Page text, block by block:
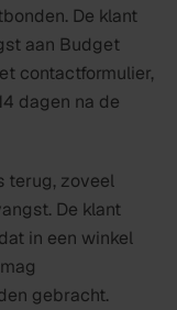
De klant
aan Budget
contactformulier,
dagen na de
terug, zoveel
De klant
in een winkel
gebracht.